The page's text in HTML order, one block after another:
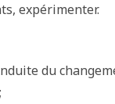
expérimenter.
du